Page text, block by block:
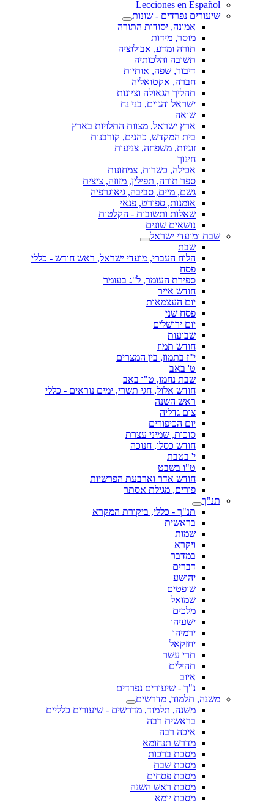
Lecciones en Español
שיעורים נפרדים - שונות
אמונה, יסודות התורה
מוסר, מידות
תורה ומדע, אבולוציה
תשובה והלכותיה
דיבור, שפה, אותיות
חברה, אקטואליה
תהליך הגאולה וציונות
ישראל והגוים, בני נח
שואה
ארץ ישראל, מצוות התלויות בארץ
בית המקדש, כהנים, קורבנות
זוגיות, משפחה, צניעות
חינוך
אכילה, כשרות, צמחונות
ספר תורה, תפילין, מזוזה, ציצית
גשם, מיים, סביבה, גיאוגרפיה
אומנות, ספורט, פנאי
שאלות ותשובות - הקלטות
נושאים שונים
שבת ומועדי ישראל
שבת
הלוח העברי, מועדי ישראל, ראש חודש - כללי
פסח
ספירת העומר, ל"ג בעומר
חודש אייר
יום העצמאות
פסח שני
יום ירושלים
שבועות
חודש תמוז
י"ז בתמוז, בין המצרים
ט' באב
שבת נחמו, ט"ו באב
חודש אלול, חגי תשרי, ימים נוראים - כללי
ראש השנה
צום גדליה
יום הכיפורים
סוכות, שמיני עצרת
חודש כסלו, חנוכה
י' בטבת
ט"ו בשבט
חודש אדר וארבעת הפרשיות
פורים, מגילת אסתר
תנ"ך
תנ"ך - כללי, ביקורת המקרא
בראשית
שמות
ויקרא
במדבר
דברים
יהושע
שופטים
שמואל
מלכים
ישעיהו
ירמיהו
יחזקאל
תרי עשר
תהילים
איוב
נ"ך - שיעורים נפרדים
משנה, תלמוד, מדרשים
משנה, תלמוד, מדרשים - שיעורים כלליים
בראשית רבה
איכה רבה
מדרש תנחומא
מסכת ברכות
מסכת שבת
מסכת פסחים
מסכת ראש השנה
מסכת יומא